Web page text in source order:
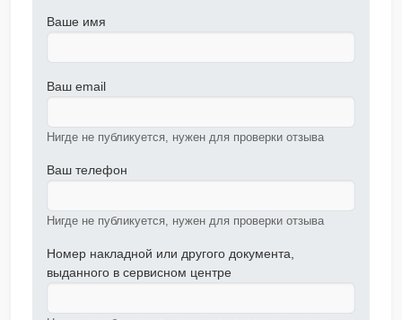
Ваше имя
Ваш email
Нигде не публикуется, нужен для проверки отзыва
Ваш телефон
Нигде не публикуется, нужен для проверки отзыва
Номер накладной или другого документа,
выданного в сервисном центре